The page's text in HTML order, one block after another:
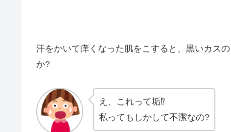
汗をかいて痒くなった肌をこすると、黒いカス
か?
え、これって垢⁉
私ってもしかして不潔なの?